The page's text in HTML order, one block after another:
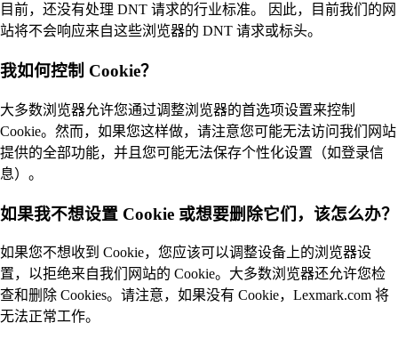
目前，还没有处理 DNT 请求的行业标准。 因此，目前我们的网
站将不会响应来自这些浏览器的 DNT 请求或标头。
我如何控制 Cookie？
大多数浏览器允许您通过调整浏览器的首选项设置来控制
Cookie。然而，如果您这样做，请注意您可能无法访问我们网站
提供的全部功能，并且您可能无法保存个性化设置（如登录信
息）。
如果我不想设置 Cookie 或想要删除它们，该怎么办？
如果您不想收到 Cookie，您应该可以调整设备上的浏览器设
置，以拒绝来自我们网站的 Cookie。大多数浏览器还允许您检
查和删除 Cookies。请注意，如果没有 Cookie，Lexmark.com 将
无法正常工作。